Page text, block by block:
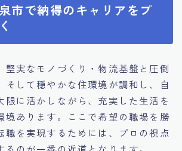
市で納得のキャリアをプ
堅実なモノづくり・物流基盤と圧倒
そして穏やかな住環境が調和し、自
限に活かしながら、充実した生活を
境あります。ここで希望の職場を勝
職を実現するためには、プロの視点